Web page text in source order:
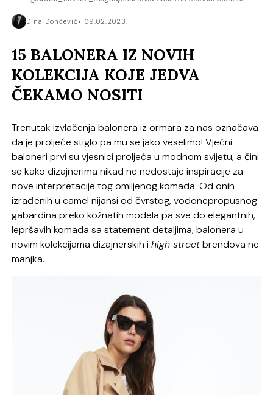
Dina Dončević 09.02.2023.
15 BALONERA IZ NOVIH
KOLEKCIJA KOJE JEDVA
ČEKAMO NOSITI
Trenutak izvlačenja balonera iz ormara za nas označava
da je proljeće stiglo pa mu se jako veselimo! Vječni
baloneri prvi su vjesnici proljeća u modnom svijetu, a čini
se kako dizajnerima nikad ne nedostaje inspiracije za
nove interpretacije tog omiljenog komada. Od onih
izrađenih u camel nijansi od čvrstog, vodonepropusnog
gabardina preko kožnatih modela pa sve do elegantnih,
lepršavih komada sa statement detaljima, balonera u
novim kolekcijama dizajnerskih ihigh streetbrendova ne
manjka.